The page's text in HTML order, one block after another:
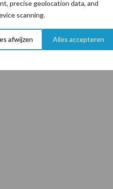
precise geolocation data, and
scanning.
afwijzen Alles accepteren
plaatsvinden waarin
over de
geeft Claude van Dongen,
op de inbreng van LTO.